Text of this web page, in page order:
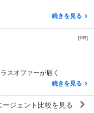
続きを見る
[PR]
スオファーが届く
続きを見る
ージェント比較を見る